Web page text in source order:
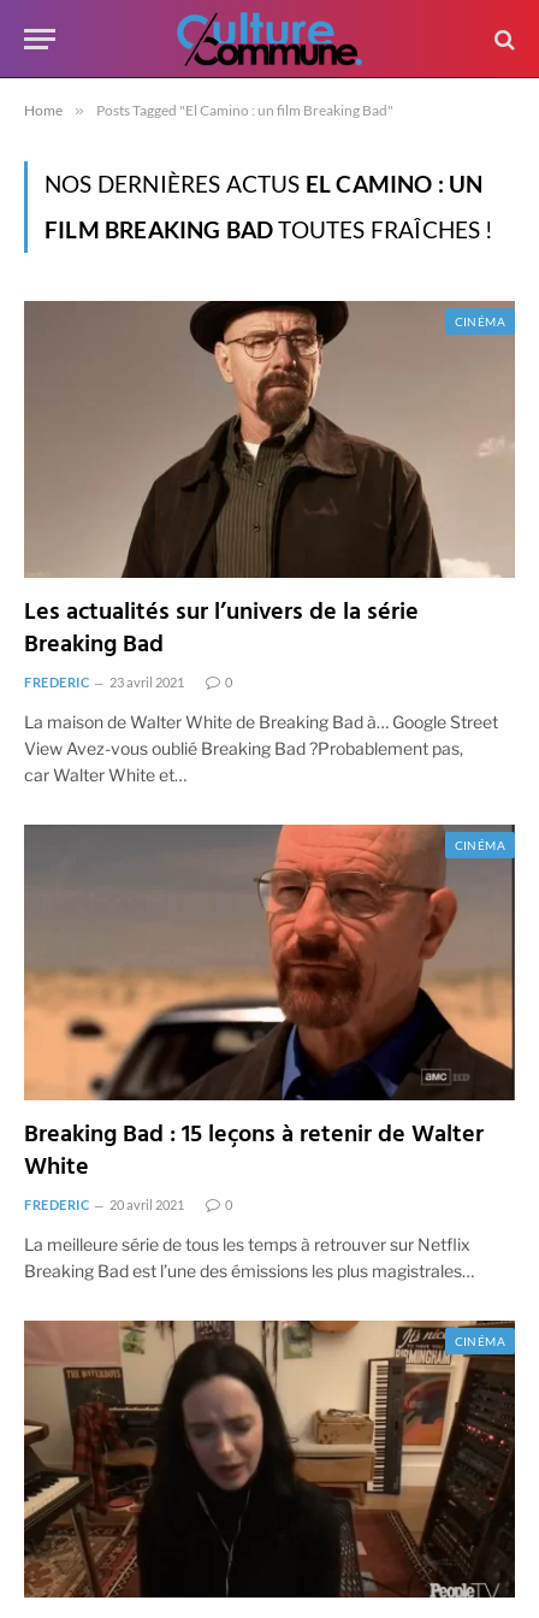
Home » Posts Tagged "El Camino : un film Breaking Bad"
NOS DERNIÈRES ACTUS EL CAMINO : UN
FILM BREAKING BADTOUTES FRAÎCHES !
CINÉMA
Les actualités sur l’univers de la série
Breaking Bad
FREDERIC 23 avril 2021 0
La maison de Walter White de Breaking Bad à… Google Street
View Avez-vous oublié Breaking Bad ?Probablement pas,
car Walter White et…
CINÉMA
Breaking Bad : 15 leçons à retenir de Walter
White
FREDERIC 20 avril 2021 0
La meilleure série de tous les temps à retrouver sur Netflix
Breaking Bad est l’une des émissions les plus magistrales…
CINÉMA